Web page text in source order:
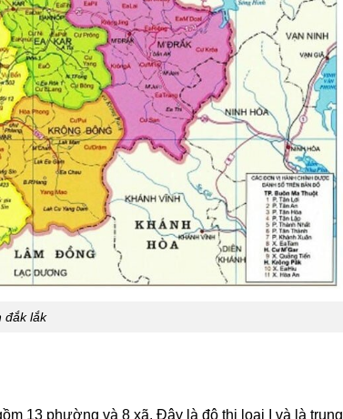
đắk lắk
13 phường và 8 xã. Đây là đô thị loại I và là trung